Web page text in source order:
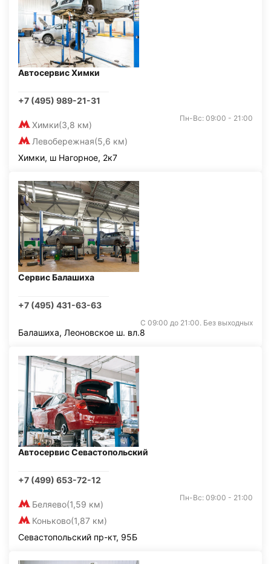
Автосервис Химки
+7 (495) 989-21-31
Химки(3,8 км)
Левобережная(5,6 км)
Пн-Вс: 09:00 - 21:00
Химки, ш Нагорное, 2к7
Сервис Балашиха
+7 (495) 431-63-63
С 09:00 до 21:00. Без выходных
Балашиха, Леоновское ш. вл.8
Автосервис Севастопольский
+7 (499) 653-72-12
Беляево(1,59 км)
Коньково(1,87 км)
Пн-Вс: 09:00 - 21:00
Севастопольский пр-кт, 95Б